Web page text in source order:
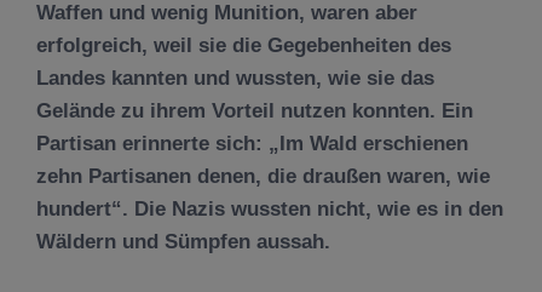
Waffen und wenig Munition, waren aber
erfolgreich, weil sie die Gegebenheiten des
Landes kannten und wussten, wie sie das
Gelände zu ihrem Vorteil nutzen konnten. Ein
Partisan erinnerte sich: „Im Wald erschienen
zehn Partisanen denen, die draußen waren, wie
hundert“. Die Nazis wussten nicht, wie es in den
Wäldern und Sümpfen aussah.